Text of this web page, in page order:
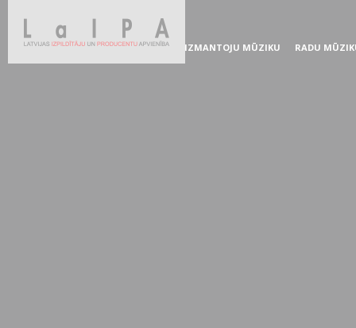
IZMANTOJU MŪZIKU RADU